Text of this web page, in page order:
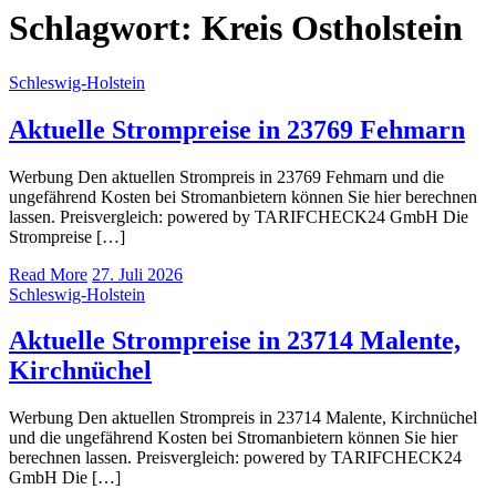
Schlagwort: Kreis Ostholstein
Schleswig-Holstein
Aktuelle Strompreise in 23769 Fehmarn
Werbung Den aktuellen Strompreis in 23769 Fehmarn und die
ungefährend Kosten bei Stromanbietern können Sie hier berechnen
lassen. Preisvergleich: powered by TARIFCHECK24 GmbH Die
Strompreise […]
Read More 27. Juli 2026
Schleswig-Holstein
Aktuelle Strompreise in 23714 Malente,
Kirchnüchel
Werbung Den aktuellen Strompreis in 23714 Malente, Kirchnüchel
und die ungefährend Kosten bei Stromanbietern können Sie hier
berechnen lassen. Preisvergleich: powered by TARIFCHECK24
GmbH Die […]